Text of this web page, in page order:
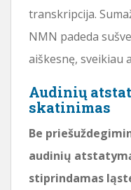
transkripcija.
NMN padeda
aiškesnę, sveikiau
Audinių
skatinimas
Be
audinių
stiprindamas